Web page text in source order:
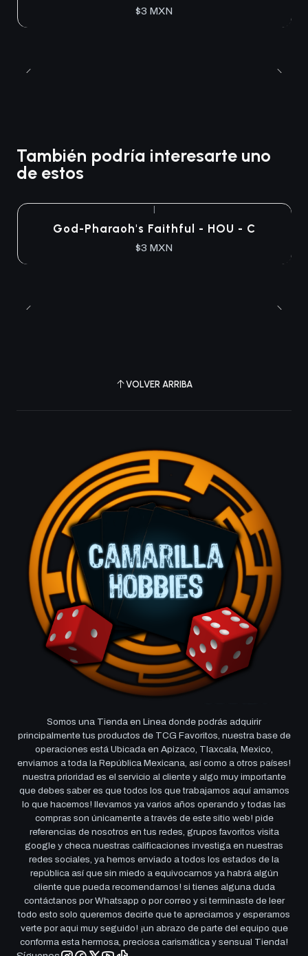
$3 MXN
También podría interesarte uno
de estos
God-Pharaoh's Faithful - HOU - C
$3 MXN
VOLVER ARRIBA
Somos una Tienda en Linea donde podrás adquirir
principalmente tus productos de TCG Favoritos, nuestra base de
operaciones está Ubicada en Apizaco, Tlaxcala, Mexico,
enviamos a toda la República Mexicana, así como a otros países!
nuestra prioridad es el servicio al cliente y algo muy importante
que debes saber es que todos los que trabajamos aquí amamos
lo que hacemos! llevamos ya varios años operando y todas las
compras son únicamente a través de este sitio web! pide
referencias de nosotros en tus redes, grupos favoritos visita
google y checa nuestras calificaciones investiga en nuestras
redes sociales, ya hemos enviado a todos los estados de la
república así que sin miedo a equivocarnos ya habrá algún
cliente que pueda recomendarnos! si tienes alguna duda
contáctanos por Whatsapp o por correo y si terminaste de leer
todo esto solo queremos decirte que te apreciamos y esperamos
verte por aqui muy seguido! ¡un abrazo de parte del equipo que
conforma esta hermosa, preciosa carismática y sensual Tienda!